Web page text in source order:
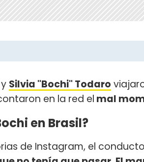
y Silvia "Bochi" Todaro
en la red el mal
en Brasil?
de Instagram, el